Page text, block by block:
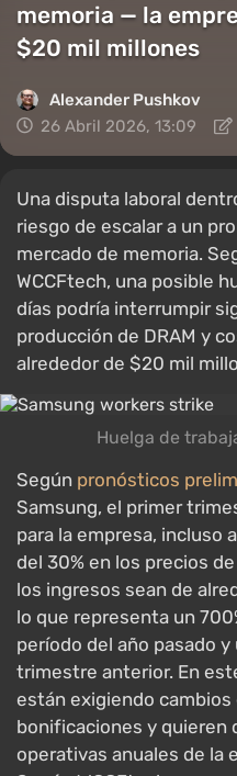
memoria — la
$20 mil millones
Alexander Pushkov
26 Abril 2026, 13:09
Una disputa laboral
riesgo de escalar a un
mercado de memoria.
WCCFtech, una posible
días podría interrumpir
producción de DRAM y
alrededor de $20 mil
Huelga de
Según pronósticos
Samsung, el primer
para la empresa, incluso
del 30% en los precios
los ingresos sean de
lo que representa un
período del año pasado y
trimestre anterior. En
están exigiendo cambios
bonificaciones y quieren
operativas anuales de la